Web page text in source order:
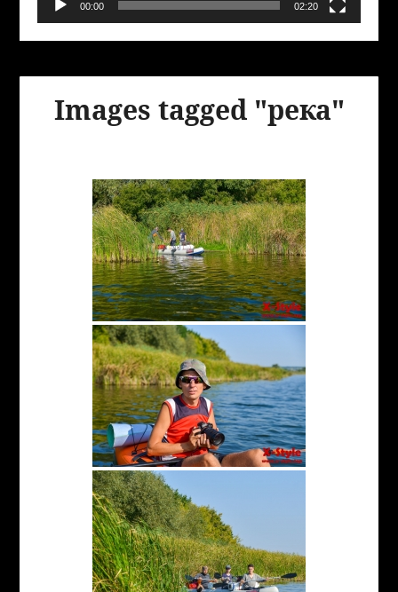
00:00 02:20
Images tagged "река"